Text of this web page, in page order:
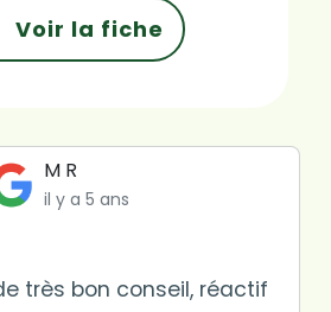
Voir la fiche
Suze Longuet
il y a 5 ans
mes beaux parent